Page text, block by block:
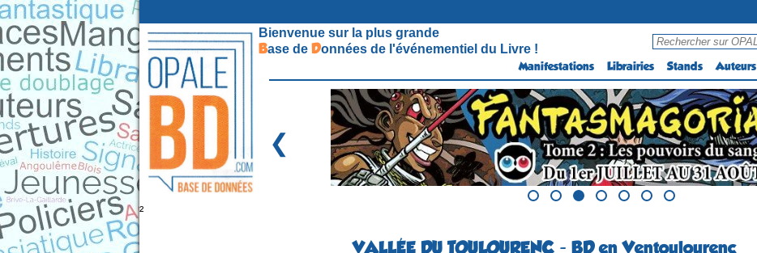
Bienvenue sur la plus grande
Base de Données de l'événementiel du Livre !
Manifestations
Librairies Stands Auteurs
❮
²
VALLÉE DU TOULOURENC - BD en Ventoulourenc